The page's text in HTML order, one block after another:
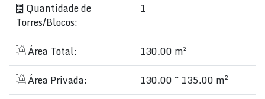
Quantidade de
Torres/Blocos:
1
Área Total:
130.00 m²
Área Privada:
130.00 ~ 135.00 m²